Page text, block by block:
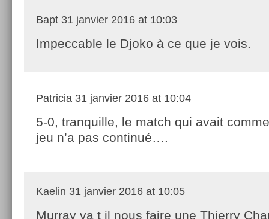
Bapt 31 janvier 2016 at 10:03
Impeccable le Djoko à ce que je vois.
Patricia 31 janvier 2016 at 10:04
5-0, tranquille, le match qui avait
jeu n’a pas continué….
Kaelin 31 janvier 2016 at 10:05
Murray va t il nous faire une Thierry